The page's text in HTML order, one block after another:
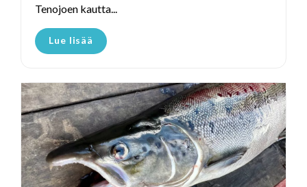
Tenojoen kautta...
Lue lisää